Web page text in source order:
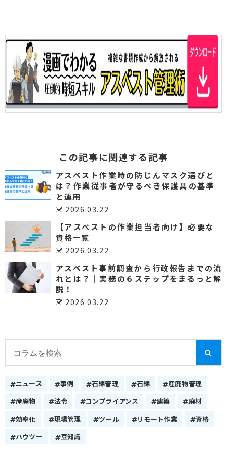
この記事に関連する記事
アスベスト作業時の防じんマスク選びと
は？作業従事者が守るべき保護具の基準
と運用
2026.03.22
【アスベストの作業担当者向け】必要な
資格一覧
2026.03.22
アスベスト事前調査から行政報告までの流
れとは？｜実務の６ステップをまるっと解
説！
2026.03.22
ニュース 事例 石綿管理 石綿
産廃物管理
産廃物
法令 コンプライアンス 建築
廃材
効率化
現場管理 ツール リモート作業
資格
ハウツー
豆知識